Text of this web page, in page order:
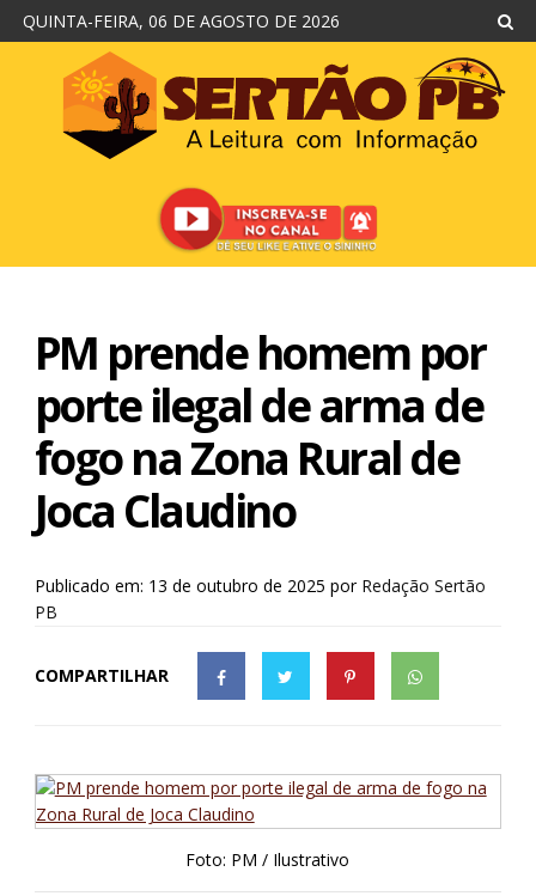
QUINTA-FEIRA, 06 DE AGOSTO DE 2026
PM prende homem por
porte ilegal de arma de
fogo na Zona Rural de
Joca Claudino
Publicado em: 13 de outubro de 2025 por Redação Sertão
PB
COMPARTILHAR
Foto: PM / Ilustrativo